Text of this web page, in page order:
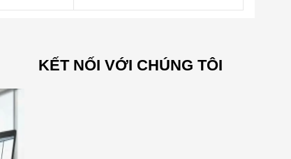
KẾT NỐI VỚI CHÚNG TÔI